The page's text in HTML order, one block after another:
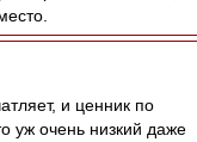
и ценник по
уж очень низкий даже